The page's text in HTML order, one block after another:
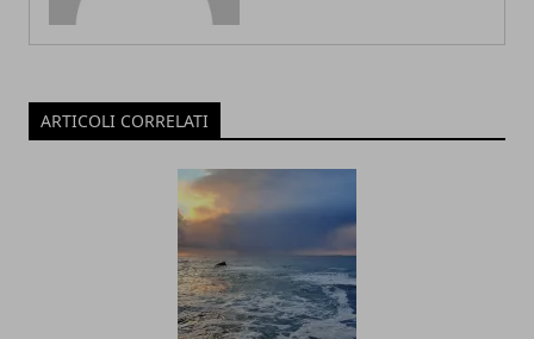
ARTICOLI CORRELATI